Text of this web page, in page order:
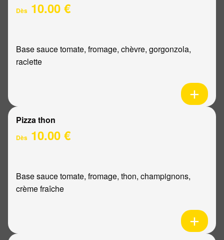
Dès 10.00 €
Base sauce tomate, fromage, chèvre, gorgonzola,
raclette
Pizza thon
Dès 10.00 €
Base sauce tomate, fromage, thon, champignons,
crème fraîche